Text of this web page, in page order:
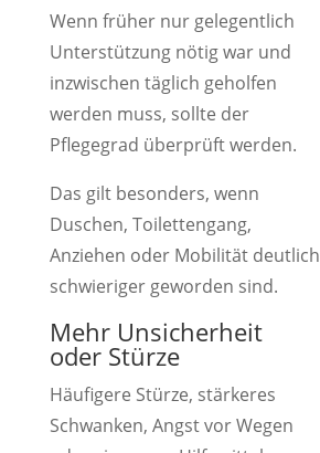
Wenn früher nur gelegentlich
Unterstützung nötig war und
inzwischen täglich geholfen
werden muss, sollte der
Pflegegrad überprüft werden.
Das gilt besonders, wenn
Duschen, Toilettengang,
Anziehen oder Mobilität deutlich
schwieriger geworden sind.
Mehr Unsicherheit
oder Stürze
Häufigere Stürze, stärkeres
Schwanken, Angst vor Wegen